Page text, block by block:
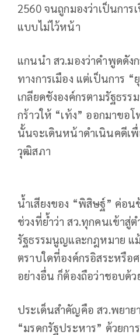
2560 จนถูกมองว่าเป็นกา
แบบไม่ไว้หน้า
แกนนำ สว.มองว่าคำพูดดัง
ทางการเมือง แต่เป็นการ
เกลียดชังองค์กรตามรัฐธร
กร้าวให้ “เท้ง” ออกมาขอ
นั้นจะเดินหน้าดำเนินคดีเ
วุฒิสภา
น้ำเสียงของ “พิสิษฐ์” ค่อน
ช่วงที่ย้ำว่า สว.ทุกคนเข้าสู่
รัฐธรรมนูญและกฎหมาย แ
ตราบใดที่องค์กรอิสระหรือ
อย่างอื่น ก็ต้องถือว่าชอบด้
ประเด็นสำคัญคือ สว.พยาย
“มรดกรัฐประหาร” ด้วยกา